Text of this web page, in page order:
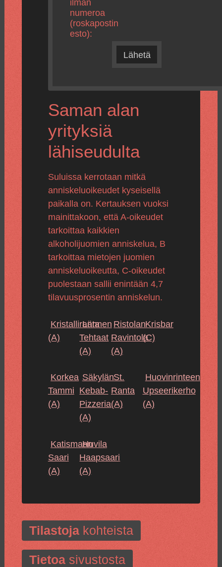
ilman
numeroa
(roskapostin
esto):
Lähetä
Saman alan
yrityksiä
lähiseudulta
Suluissa kerrotaan mitkä
anniskeluoikeudet kyseisellä
paikalla on. Kertauksen vuoksi
mainittakoon, että A-oikeudet
tarkoittaa kaikkien
alkoholijuomien anniskelua, B
tarkoittaa mietojen juomien
anniskeluoikeutta, C-oikeudet
puolestaan sallii enintään 4,7
tilavuusprosentin anniskelun.
Kristalliranta
(A)
Lännen
Tehtaat
(A)
Ristolan
Ravintola
(A)
Krisbar
(C)
Korkea
Tammi
(A)
Säkylän
Kebab-
Pizzeria
(A)
St.
Ranta
(A)
Huovinrinteen
Upseerikerho
(A)
Katismaan
Saari
(A)
Huvila
Haapsaari
(A)
Tilastojakohteista
Tietoasivustosta